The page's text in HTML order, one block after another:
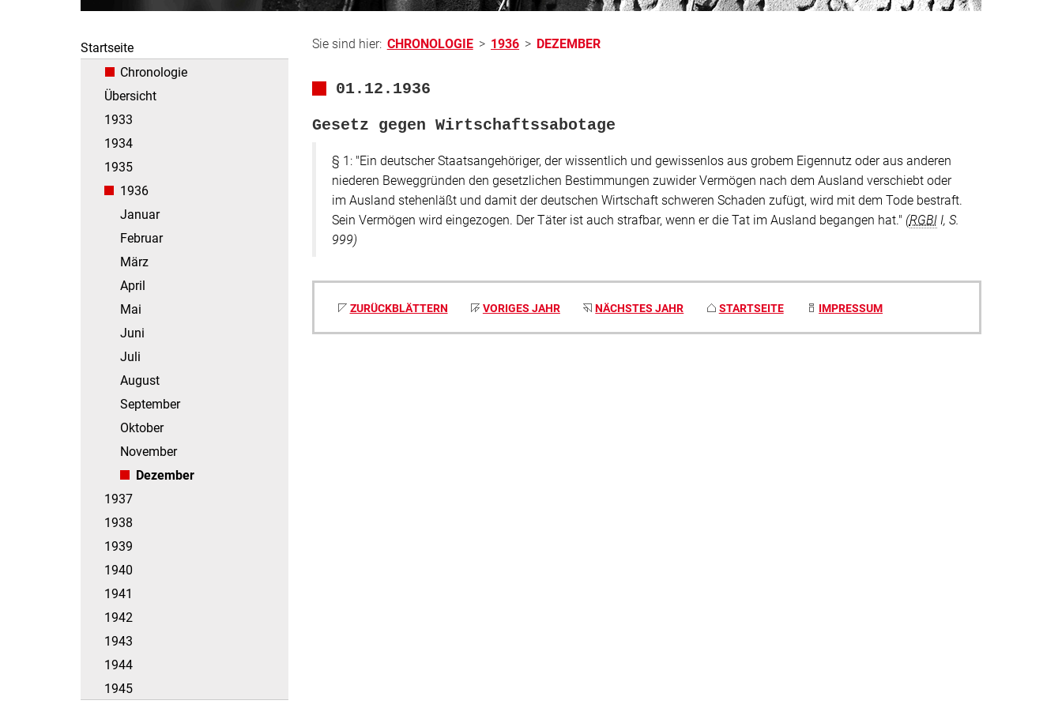
Startseite
Chronologie
Übersicht
1933
1934
1935
1936
Januar
Februar
März
April
Mai
Juni
Juli
August
September
Oktober
November
Dezember
1937
1938
1939
1940
1941
1942
1943
1944
1945
Sie sind hier: CHRONOLOGIE > 1936 > DEZEMBER
01.12.1936
Gesetz gegen Wirtschaftssabotage
§ 1: "Ein deutscher Staatsangehöriger, der wissentlich und gewissenlos aus grobem Eigennutz oder aus anderen
niederen Beweggründen den gesetzlichen Bestimmungen zuwider Vermögen nach dem Ausland verschiebt oder
im Ausland stehenläßt und damit der deutschen Wirtschaft schweren Schaden zufügt, wird mit dem Tode bestraft.
Sein Vermögen wird eingezogen. Der Täter ist auch strafbar, wenn er die Tat im Ausland begangen hat." (RGBlI, S.
999)
ZURÜCKBLÄTTERN VORIGES JAHR NÄCHSTES JAHR STARTSEITE IMPRESSUM